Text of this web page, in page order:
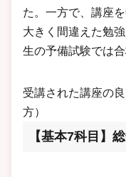
た。一方で、講座
大きく間違えた勉
生の予備試験では
受講された講座の
方）
【基本7科目】